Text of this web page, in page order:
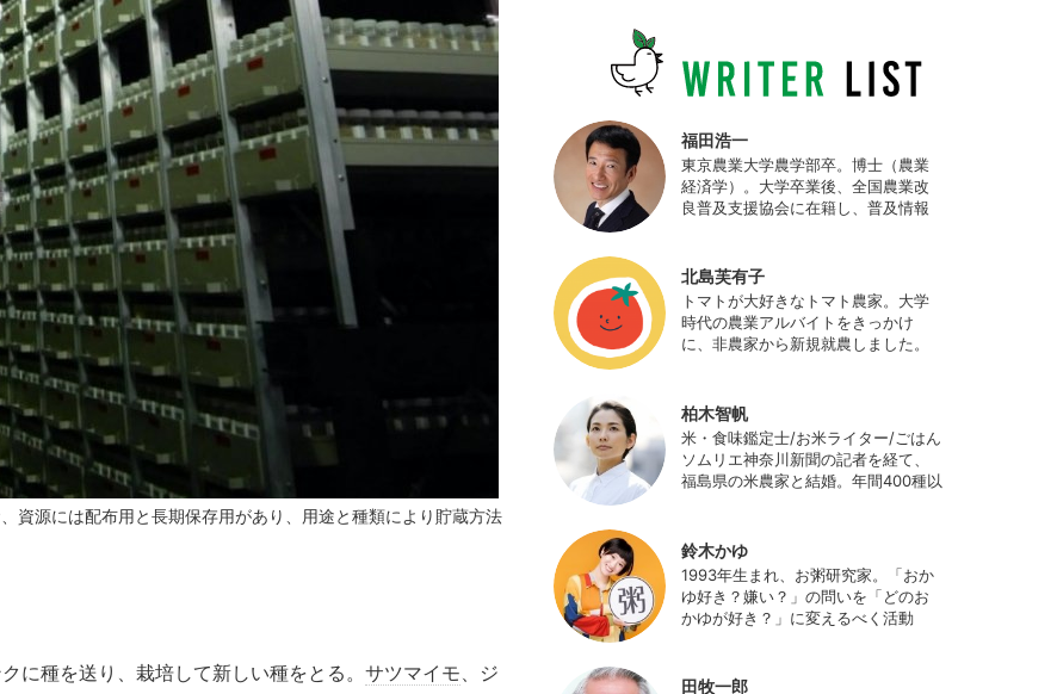
資源には配布用と長期保存用があり、用途と種類により貯蔵方法
に種を送り、栽培して新しい種をとる。 サツマイモ 、ジ
福田浩一
東京農業大学農学部卒。博士（農業
経済学）。大学卒業後、全国農業改
良普及支援協会に在籍し、普及情報
（元情報部長）。2011年に株式会社
日本農業サポート研究所を創業し、
海外のICT利用の実証試験や農産物輸
出などに関わった。主にスマート農
業の実証試験やコンサルなどに携わ
http://www.ijas.co.jp/
北島芙有子
トマトが大好きなトマト農家。大学
時代の農業アルバイトをきっかけ
に、非農家から新規就農しました。
最近はWeb関連の仕事も始め、半農
半Xの生活。
柏木智帆
米・食味鑑定士/お米ライター/ごはん
ソムリエ神奈川新聞の記者を経て、
福島県の米農家と結婚。年間400種以
イベント、講演活動など、お米の魅
力を伝える活動を行っている。ま
た、4歳の娘の食事やお弁当づくりを
通して、食育にも目を向けている。
プロフィール写真 ©杉山晃造
鈴木かゆ
1993年生まれ、お粥研究家。「おか
ゆ好き？嫌い？」の問いを「どのお
かゆが好き？」に変えるべく活動
アにてお粥レシピ/レポ/歴史/文化な
田牧一郎